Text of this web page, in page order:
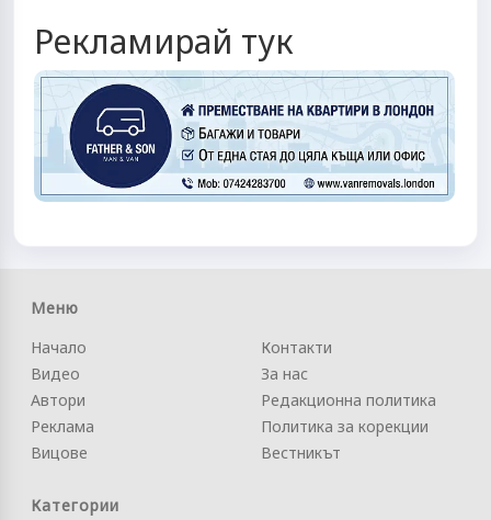
Рекламирай тук
Меню
Начало
Видео
Автори
Реклама
Вицове
Контакти
За нас
Редакционна политика
Политика за корекции
Вестникът
Категории